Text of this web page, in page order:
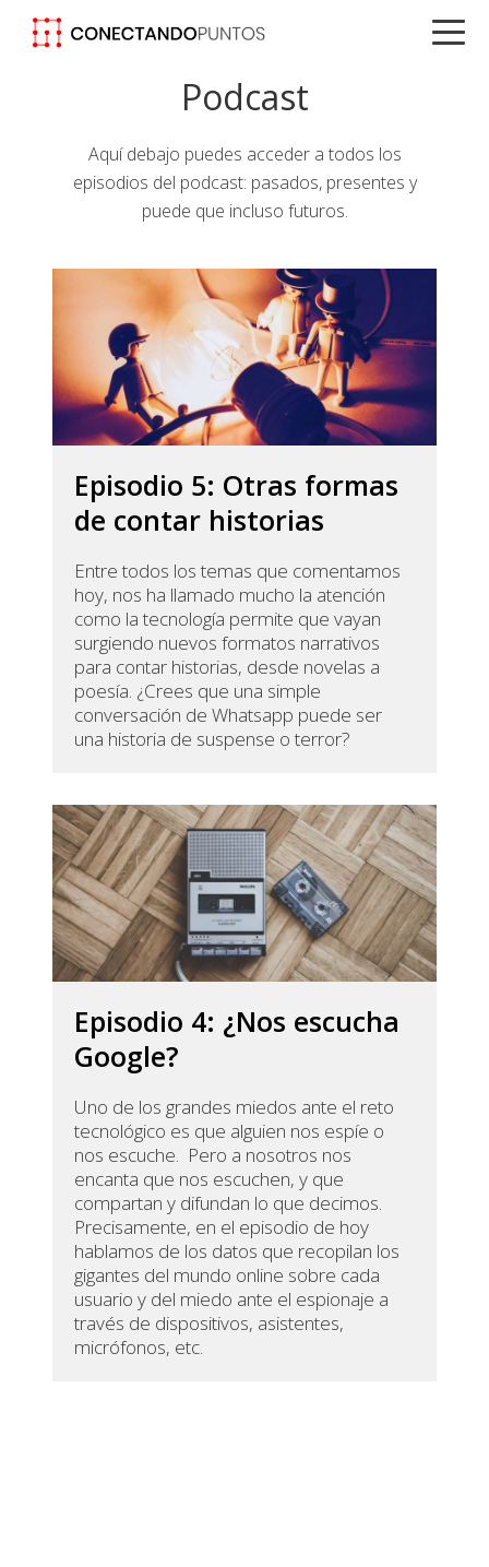
Saltar
Saltar
Saltar
Podcast
Aquí debajo puedes acceder a todos los
episodios del podcast: pasados, presentes y
puede que incluso futuros.
Episodio 5: Otras formas
de contar historias
Entre todos los temas que comentamos
hoy, nos ha llamado mucho la atención
como la tecnología permite que vayan
surgiendo nuevos formatos narrativos
para contar historias, desde novelas a
poesía. ¿Crees que una simple
conversación de Whatsapp puede ser
una historia de suspense o terror?
Episodio 4: ¿Nos escucha
Google?
Uno de los grandes miedos ante el reto
tecnológico es que alguien nos espíe o
nos escuche. Pero a nosotros nos
encanta que nos escuchen, y que
compartan y difundan lo que decimos.
Precisamente, en el episodio de hoy
hablamos de los datos que recopilan los
gigantes del mundo online sobre cada
usuario y del miedo ante el espionaje a
través de dispositivos, asistentes,
micrófonos, etc.